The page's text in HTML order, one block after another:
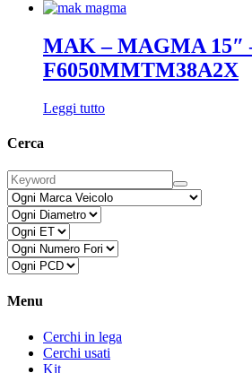
MAK – MAGMA 15″
F6050MMTM38A2X
Leggi tutto
Cerca
Menu
Cerchi in lega
Cerchi usati
Kit